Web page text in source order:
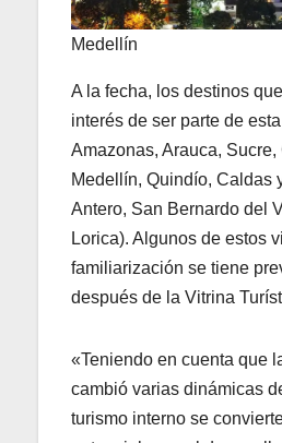
Medellín
A la fecha, los destinos
interés de ser parte de
Amazonas, Arauca,
Medellín, Quindío, Caldas
Antero, San Bernardo del
Lorica). Algunos de estos
familiarización se tiene
después de la Vitrina
«Teniendo en cuenta que
cambió varias dinámicas
turismo interno se